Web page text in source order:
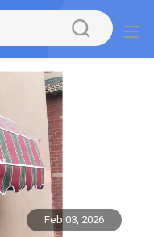
Feb 03, 2026